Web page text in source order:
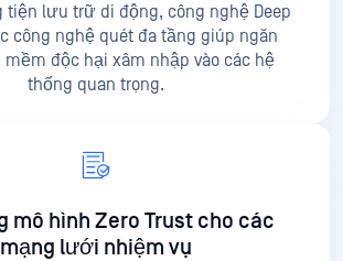
lưu trữ di động, công nghệ Deep
công nghệ quét đa tầng giúp ngăn
mềm độc hại xâm nhập vào các hệ
thống quan trọng.
mô hình Zero Trust cho các
mạng lưới nhiệm vụ